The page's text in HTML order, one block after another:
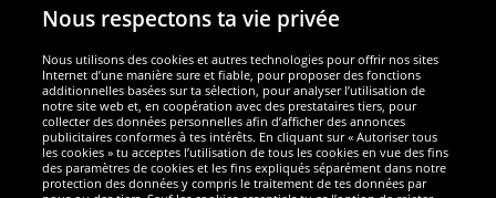
Sécurité
Nous sommes excellents
Nous respectons ta vie privée
Nous utilisons des cookies et autres technologies pour offrir nos sites
Internet d’une manière sure et fiable, pour proposer des fonctions
additionnelles basées sur ta sélection, pour analyser l’utilisation de
notre site web et, en coopération avec des prestataires tiers, pour
collecter des données personnelles afin d’afficher des annonces
publicitaires conformes à tes intérêts. En cliquant sur « Autoriser tous
les cookies » tu acceptes l’utilisation de tous les cookies en vue des fins
des paramètres de cookies et les fins expliqués séparément dans notre
protection des données y compris le traitement de tes données par